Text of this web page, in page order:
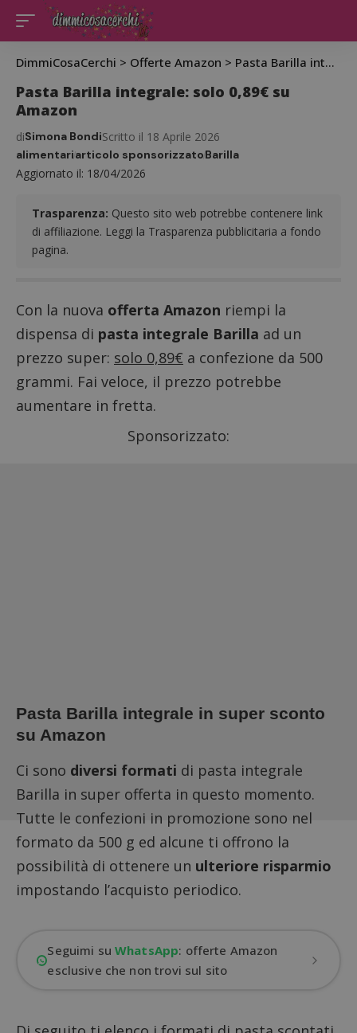
DimmiCosaCerchi > Offerte Amazon > Pasta Barilla integrale: solo 0,89€ su Amazon
Pasta Barilla integrale: solo 0,89€ su
Amazon
Aggiornato il: 18/04/2026
diSimona BondiScritto il 18 Aprile 2026
alimentariarticolo sponsorizzatoBarilla
Trasparenza: Questo sito web potrebbe contenere link
di affiliazione. Leggi la Trasparenza pubblicitaria a fondo
pagina.
Con la nuova offerta Amazon riempi la
dispensa di pasta integrale Barilla ad un
prezzo super: solo 0,89€ a confezione da 500
grammi. Fai veloce, il prezzo potrebbe
aumentare in fretta.
Sponsorizzato:
Pasta Barilla integrale in super sconto
su Amazon
Ci sono diversi formati di pasta integrale
Barilla in super offerta in questo momento.
Tutte le confezioni in promozione sono nel
formato da 500 g ed alcune ti offrono la
possibilità di ottenere un ulteriore risparmio
impostando l’acquisto periodico.
Seguimi suWhatsApp: offerte Amazon
esclusive che non trovi sul sito